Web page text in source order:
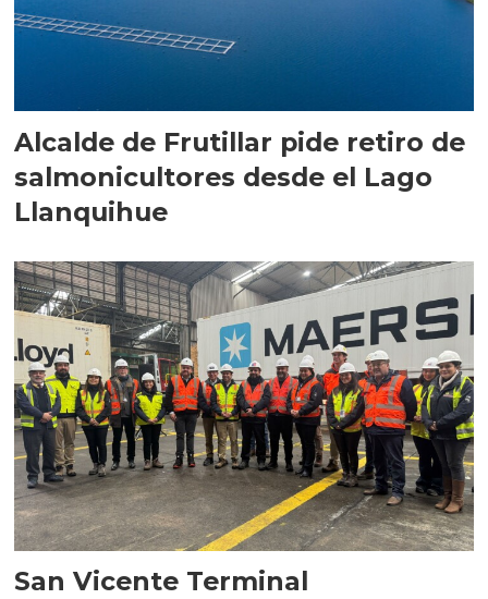
Alcalde de Frutillar pide retiro de
salmonicultores desde el Lago
Llanquihue
San Vicente Terminal